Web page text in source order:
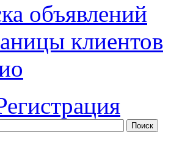
объявлений
клиентов
Поиск